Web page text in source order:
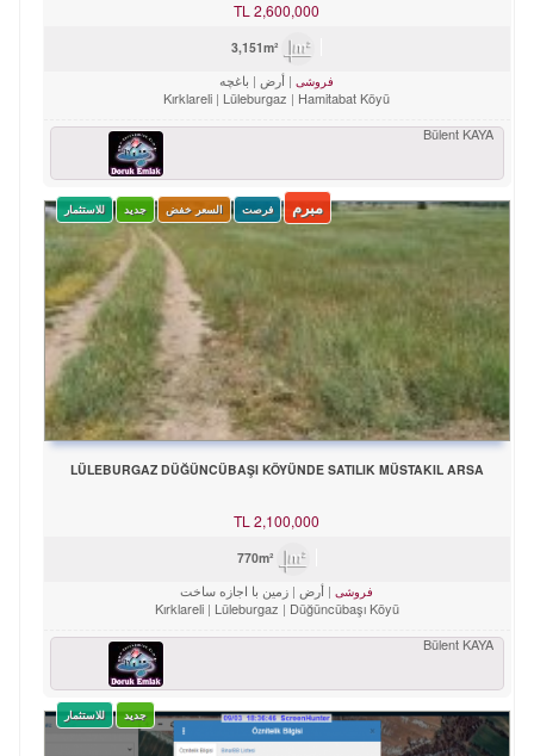
TL 2,600,000
فروشی أرض
باغچه
Kırklareli
Lüleburgaz
Hamitabat Köyü
Bülent KAYA
مبرم فرصت السعر خفض جدید للاستثمار
LÜLEBURGAZ DÜĞÜNCÜBAŞI KÖYÜNDE SATILIK MÜSTAKIL ARSA
TL 2,100,000
770m²
فروشی أرض
زمین با اجازه ساخت
Kırklareli
Lüleburgaz
Düğüncübaşı Köyü
Bülent KAYA
جدید للاستثمار